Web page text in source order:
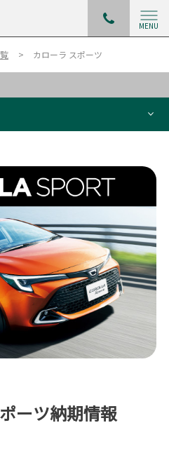
MENU
カローラ スポーツ
ーツ納期情報